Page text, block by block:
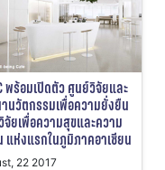
พร้อมเปิดตัว ศูนย์วิจัยและ
วัตกรรมเพื่อความยั่งยืน
ยเพื่อความสุขและความ
แห่งแรกในภูมิภาคอาเซียน
22 2017